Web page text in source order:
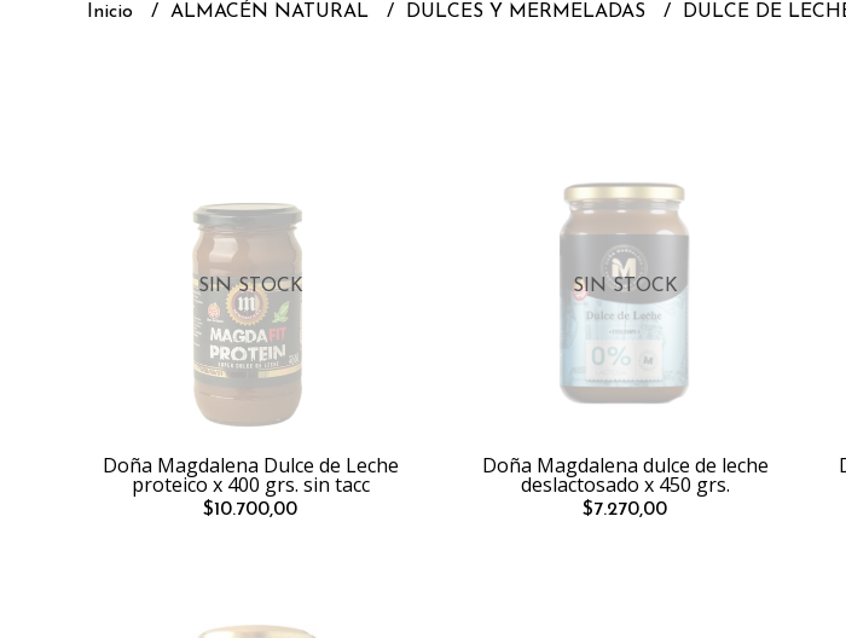
Inicio ALMACÉN NATURAL DULCES Y MERMELADAS DULCE DE
SIN STOCK
Doña Magdalena Dulce de Leche
proteico x 400 grs. sin tacc
$10.700,00
SIN STOCK
Doña Magdalena dulce de leche
deslactosado x 450 grs.
$7.270,00